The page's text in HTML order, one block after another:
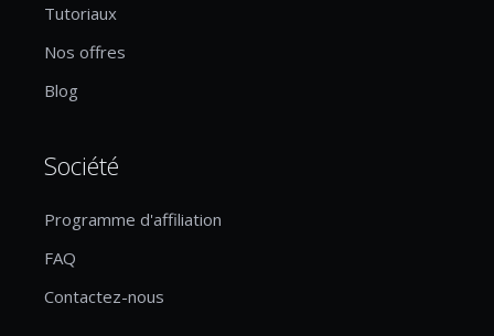
Tutoriaux
Nos offres
Blog
Société
Programme d'affiliation
FAQ
Contactez-nous